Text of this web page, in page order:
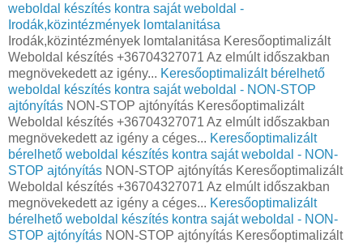
weboldal készítés kontra saját weboldal -
Irodák,közintézmények lomtalanitása
Irodák,közintézmények lomtalanitása Keresőoptimalizált
Weboldal készítés +36704327071 Az elmúlt időszakban
megnövekedett az igény... Keresőoptimalizált bérelhető
weboldal készítés kontra saját weboldal - NON-STOP
ajtónyítás NON-STOP ajtónyítás Keresőoptimalizált
Weboldal készítés +36704327071 Az elmúlt időszakban
megnövekedett az igény a céges... Keresőoptimalizált
bérelhető weboldal készítés kontra saját weboldal - NON-
STOP ajtónyítás NON-STOP ajtónyítás Keresőoptimalizált
Weboldal készítés +36704327071 Az elmúlt időszakban
megnövekedett az igény a céges... Keresőoptimalizált
bérelhető weboldal készítés kontra saját weboldal - NON-
STOP ajtónyítás NON-STOP ajtónyítás Keresőoptimalizált